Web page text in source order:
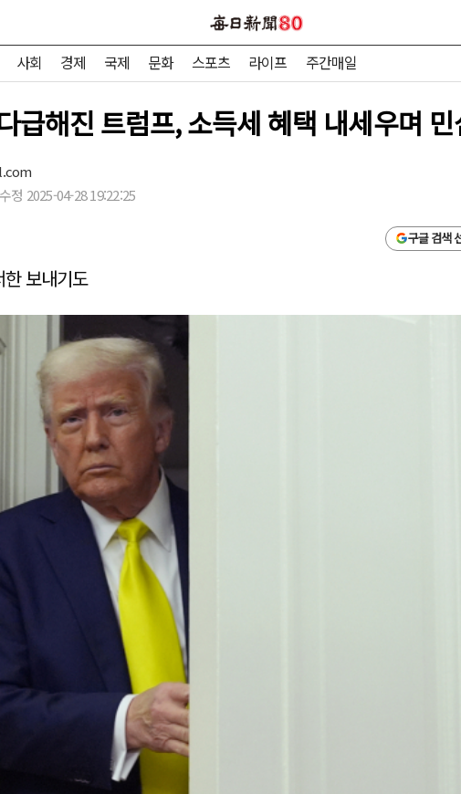
사회 경제 국제 문화 스포츠 라이프 주간매일
급해진 트럼프, 소득세 혜택 내세우며
정 2025-04-28 19:22:25
구글 검색
보내기도